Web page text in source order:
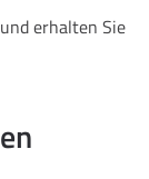
erhalten Sie